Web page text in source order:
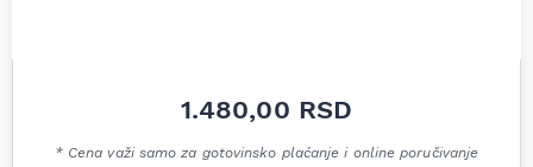
1.480,00 RSD
* Cena važi samo za gotovinsko plaćanje i online poručivanje